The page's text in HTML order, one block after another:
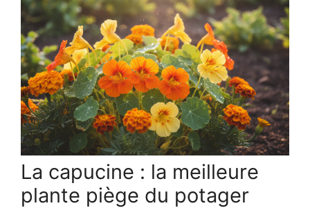
La capucine : la meilleure
plante piège du potager